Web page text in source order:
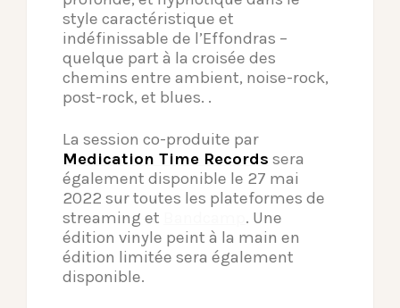
style caractéristique et
indéfinissable de l’Effondras –
quelque part à la croisée des
chemins entre ambient, noise-rock,
post-rock, et blues. .
La session co-produite par
Medication Time Records sera
également disponible le 27 mai
2022 sur toutes les plateformes de
streaming et
. Une
édition vinyle peint à la main en
édition limitée sera également
disponible.